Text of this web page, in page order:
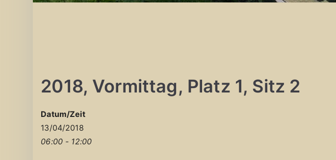
2018, Vormittag, Platz 1, Sitz 2
Datum/Zeit
13/04/2018
06:00 - 12:00